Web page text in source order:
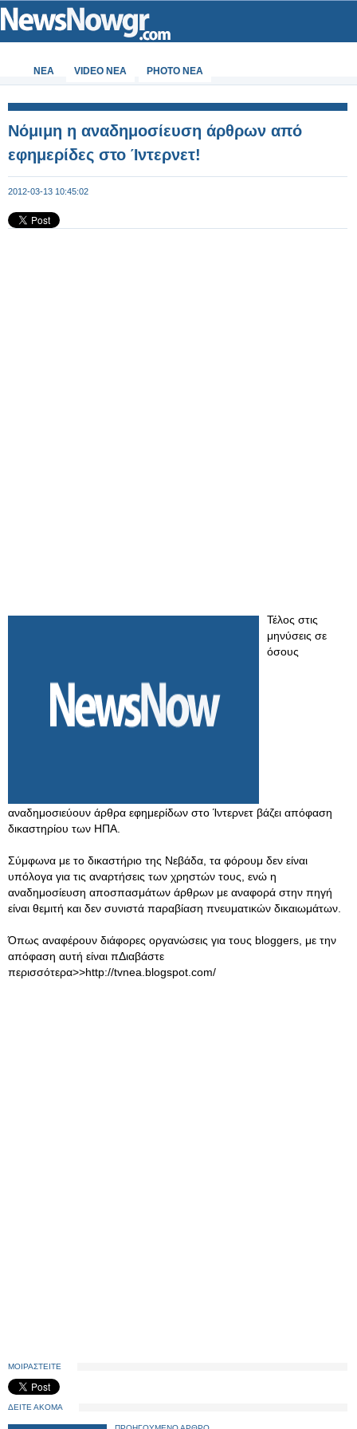
ΝΕΑ VIDEO NEA PHOTO NEA
Νόμιμη η αναδημοσίευση άρθρων από
εφημερίδες στο Ίντερνετ!
2012-03-13 10:45:02
Τέλος στις
μηνύσεις σε
όσους
αναδημοσιεύουν άρθρα εφημερίδων στο Ίντερνετ βάζει απόφαση
δικαστηρίου των ΗΠΑ.
Σύμφωνα με το δικαστήριο της Νεβάδα, τα φόρουμ δεν είναι
υπόλογα για τις αναρτήσεις των χρηστών τους, ενώ η
αναδημοσίευση αποσπασμάτων άρθρων με αναφορά στην πηγή
είναι θεμιτή και δεν συνιστά παραβίαση πνευματικών δικαιωμάτων.
Όπως αναφέρουν διάφορες οργανώσεις για τους bloggers, με την
απόφαση αυτή είναι πΔιαβάστε
περισσότερα>>http://tvnea.blogspot.com/
ΜΟΙΡΑΣΤΕΙΤΕ
ΔΕΙΤΕ ΑΚΟΜΑ